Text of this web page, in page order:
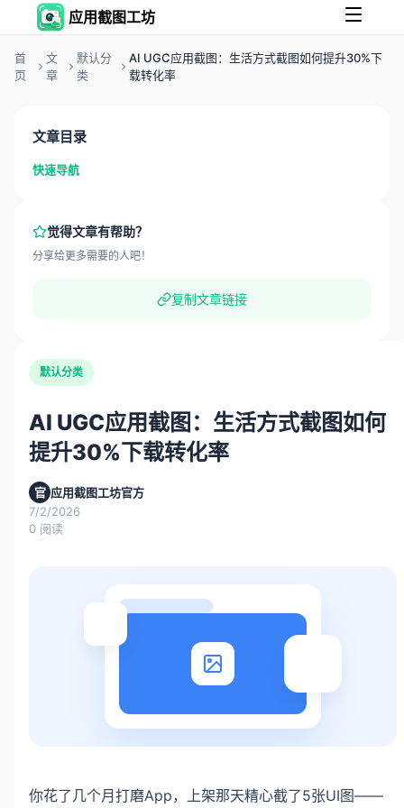
应用截图工坊
首
页
文
章
默认分
类
AI UGC应用截图：生活方式截图如何提升30%下
载转化率
文章目录
快速导航
觉得文章有帮助？
分享给更多需要的人吧！
复制文章链接
默认分类
AI UGC应用截图：生活方式截图如何
提升30%下载转化率
官 应用截图工坊官方
7/2/2026
0 阅读
你花了几个月打磨App，上架那天精心截了5张UI图——